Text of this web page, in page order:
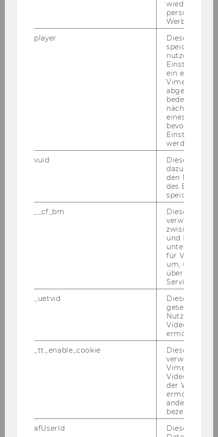
Lehr­aus­gän­ge im Rah­men der Se­mi­na­re Bil­
Aus­stel­lungs­be­such mit the­ma­ti­scher Füh­rung
Ak­tu­el­le Lehr­ver­an­stal­tun­
Alle ak­tu­el­len Lehr­ver­an­stal­tun­gen fin­
Werbung
player
Dieses Cookie
speichert
ein
Vimeo-Video
abgespielt
bedeutet,
nächsten
eines Vimeo-
bevorzugten
werden.
vuid
Dieser
dazu
den
des
speichern.
__cf_bm
Dieses
verwendet,
zwischen
und Bots zu
für Vimeo
um, um
über die
Service zu
_uetvid
Dieses
gesetzt, um
Nutzung des
Videoplayers
ermöglichen
_tt_enable_cookie
Dieses
verwendet,
Vimeo-
der WU-
ermöglichen
andere nicht
bezeichnete
afUserId
Dieses